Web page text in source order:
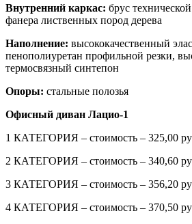
Внутренний каркас: брус
фанера лиственных пород дерева
Наполнение: высококачественный
пенополиуретан профильной резки,
термосвязный синтепон
Опоры: стальные полозья
Офисный диван Лацио-1
1 КАТЕГОРИЯ – стоимость – 325,00
2 КАТЕГОРИЯ – стоимость – 340,60
3 КАТЕГОРИЯ – стоимость – 356,20
4 КАТЕГОРИЯ – стоимость – 370,50